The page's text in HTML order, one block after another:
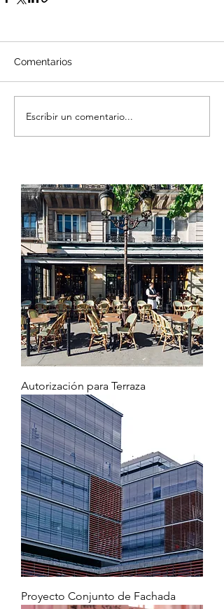
Comentarios
Escribir un comentario...
Autorización para Terraza
Proyecto Conjunto de Fachada